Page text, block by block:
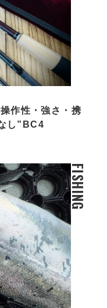
作性・強さ・携
し”BC4
FISHING